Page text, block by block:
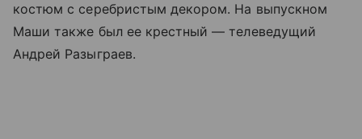
костюм с серебристым декором. На выпускном
Маши также был ее крестный — телеведущий
Андрей Разыграев.